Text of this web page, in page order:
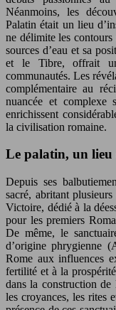
Néanmoins, les
Palatin était un lieu
ne délimite les
sources d’eau et sa
et le Tibre, offrait un
communautés. Les
complémentaire au
nuancée et complexe
enrichissent
la civilisation romaine.
Le palatin, un lieu
Depuis ses
sacré, abritant
Victoire, dédié à la
pour les premiers
De même, le
d’origine phrygienne
Rome aux influences
fertilité et à la
dans la construction
les croyances, les rites